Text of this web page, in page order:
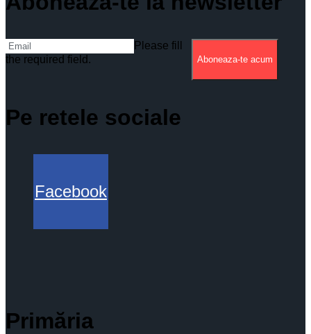
Please fill
the required field.
Aboneaza-te acum
Pe retele sociale
Facebook
Primăria